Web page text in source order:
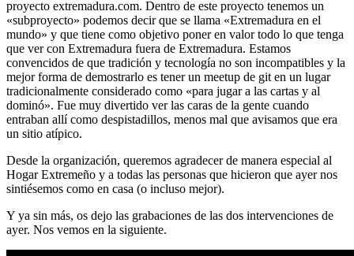
proyecto extremadura.com. Dentro de este proyecto tenemos un
«subproyecto» podemos decir que se llama «Extremadura en el
mundo» y que tiene como objetivo poner en valor todo lo que tenga
que ver con Extremadura fuera de Extremadura. Estamos
convencidos de que tradición y tecnología no son incompatibles y la
mejor forma de demostrarlo es tener un meetup de git en un lugar
tradicionalmente considerado como «para jugar a las cartas y al
dominó». Fue muy divertido ver las caras de la gente cuando
entraban allí como despistadillos, menos mal que avisamos que era
un sitio atípico.
Desde la organización, queremos agradecer de manera especial al
Hogar Extremeño y a todas las personas que hicieron que ayer nos
sintiésemos como en casa (o incluso mejor).
Y ya sin más, os dejo las grabaciones de las dos intervenciones de
ayer. Nos vemos en la siguiente.